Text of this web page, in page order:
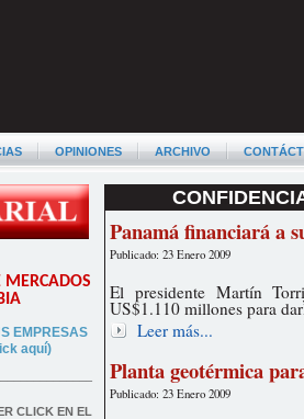
OPINIONES ARCHIVO
MERCADOS
EMPRESAS
aquí)
CLICK EN EL
Panamá financiará a
Publicado: 23 Enero 2009
El presidente Martín
US$1.110 millones para
Leer más...
Planta geotérmica
Publicado: 23 Enero 2009